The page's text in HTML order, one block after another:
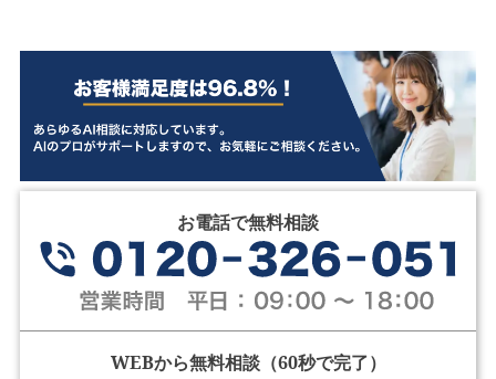
お電話で無料相談
WEBから無料相談（60秒で完了）